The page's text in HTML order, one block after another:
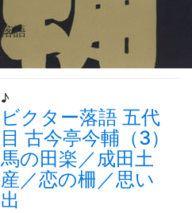
落語
♪
ビクター落語 五代
目 古今亭今輔（3）
馬の田楽／成田土
産／恋の柵／思い
出